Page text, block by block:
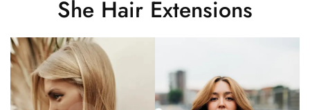
She Hair Extensions